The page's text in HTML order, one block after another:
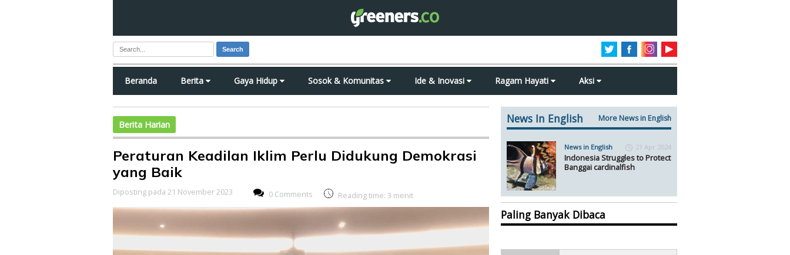
Search
Beranda Berita Gaya Hidup Sosok & Komunitas Ide & Inovasi Ragam Hayati Aksi
Berita Harian
Peraturan Keadilan Iklim Perlu Didukung Demokrasi
yang Baik
Diposting pada 21 November 2023 0 Comments Reading time: 3 menit
News In English More News in English
News in English 21 Apr 2024
Indonesia Struggles to Protect
Banggai cardinalfish
Paling Banyak Dibaca